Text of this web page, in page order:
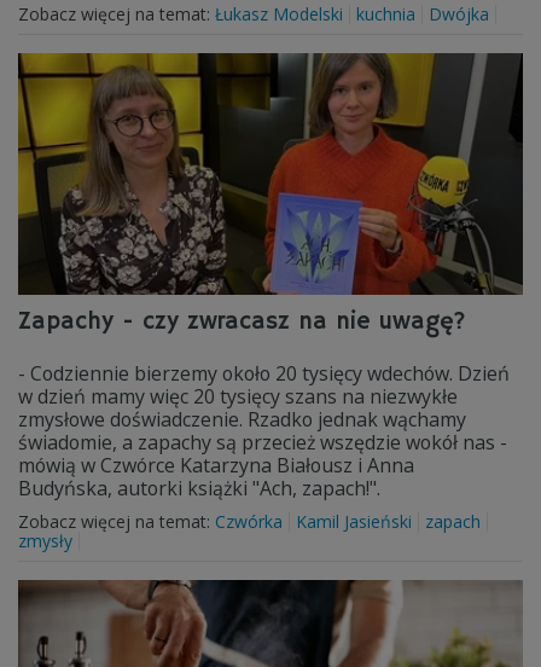
Zobacz więcej na temat: Łukasz Modelski kuchnia Dwójka
Zapachy - czy zwracasz na nie uwagę?
- Codziennie bierzemy około 20 tysięcy wdechów. Dzień
w dzień mamy więc 20 tysięcy szans na niezwykłe
zmysłowe doświadczenie. Rzadko jednak wąchamy
świadomie, a zapachy są przecież wszędzie wokół nas -
mówią w Czwórce Katarzyna Białousz i Anna
Budyńska, autorki książki "Ach, zapach!".
Zobacz więcej na temat: Czwórka Kamil Jasieński
zapach
zmysły